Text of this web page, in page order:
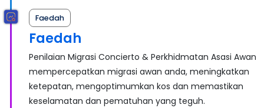
Faedah
Faedah
Penilaian Migrasi Concierto & Perkhidmatan Asasi Awan
mempercepatkan migrasi awan anda, meningkatkan
ketepatan, mengoptimumkan kos dan memastikan
keselamatan dan pematuhan yang teguh.